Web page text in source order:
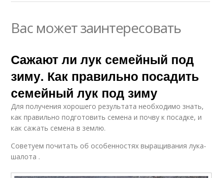
Вас может заинтересовать
Сажают ли лук семейный под
зиму. Как правильно посадить
семейный лук под зиму
Для получения хорошего результата необходимо знать,
как правильно подготовить семена и почву к посадке, и
как сажать семена в землю.
Советуем почитать об особенностях выращивания лука-
шалота .